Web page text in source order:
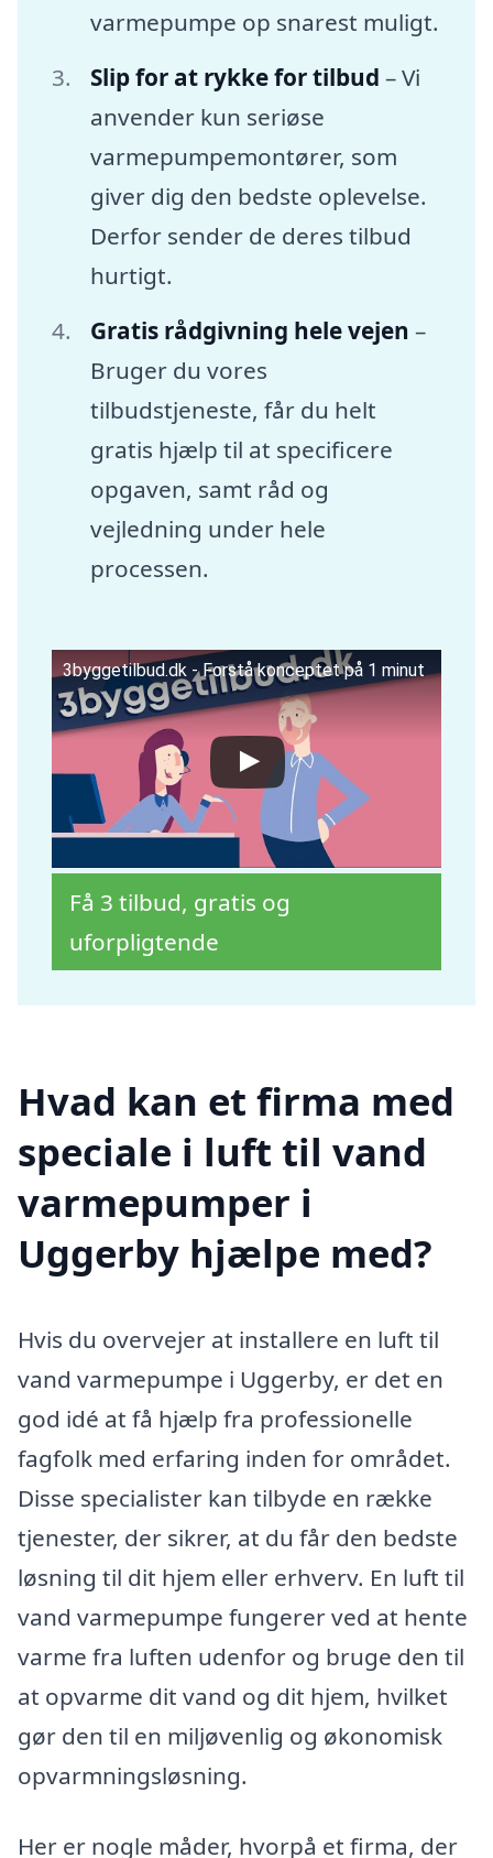
varmepumpe op snarest muligt.
Slip for at rykke for tilbud – Vi
anvender kun seriøse
varmepumpemontører, som
giver dig den bedste oplevelse.
Derfor sender de deres tilbud
hurtigt.
Gratis rådgivning hele vejen –
Bruger du vores
tilbudstjeneste, får du helt
gratis hjælp til at specificere
opgaven, samt råd og
vejledning under hele
processen.
3byggetilbud.dk - Forstå konceptet på 1 minut
Få 3 tilbud, gratis og
uforpligtende
Hvad kan et firma med
speciale i luft til vand
varmepumper i
Uggerby hjælpe med?
Hvis du overvejer at installere en luft til
vand varmepumpe i Uggerby, er det en
god idé at få hjælp fra professionelle
fagfolk med erfaring inden for området.
Disse specialister kan tilbyde en række
tjenester, der sikrer, at du får den bedste
løsning til dit hjem eller erhverv. En luft til
vand varmepumpe fungerer ved at hente
varme fra luften udenfor og bruge den til
at opvarme dit vand og dit hjem, hvilket
gør den til en miljøvenlig og økonomisk
opvarmningsløsning.
Her er nogle måder, hvorpå et firma, der